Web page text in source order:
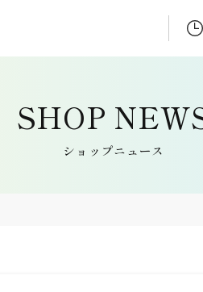
ショップニュース